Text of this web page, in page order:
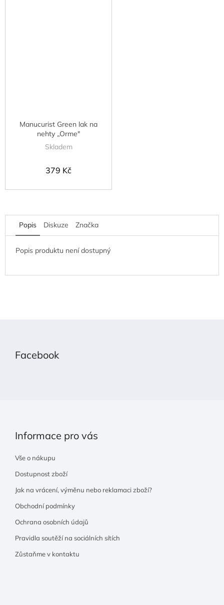
Manucurist Green lak na
nehty „Orme"
Skladem
379 Kč
Popis Diskuze Značka
Popis produktu není dostupný
Facebook
Informace pro vás
Vše o nákupu
Dostupnost zboží
Jak na vrácení, výměnu nebo reklamaci zboží?
Obchodní podmínky
Ochrana osobních údajů
Pravidla soutěží na sociálních sítích
Zůstaňme v kontaktu